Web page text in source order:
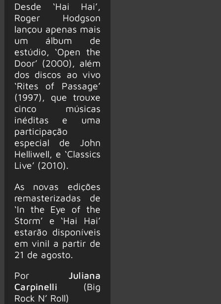
Desde ‘Hai Hai’,
Roger Hodgson
lançou apenas mais
um álbum de
estúdio, ‘Open the
Door’ (2000), além
dos discos ao vivo
‘Rites of Passage’
(1997), que trouxe
cinco músicas
inéditas e uma
participação
especial de John
Helliwell, e ‘Classics
Live’ (2010).
As novas edições
remasterizadas de
‘In the Eye of the
Storm’ e ‘Hai Hai’
estarão disponíveis
em vinil a partir de
21 de agosto.
Por Juliana
Carpinelli (Big
Rock N’ Roll)